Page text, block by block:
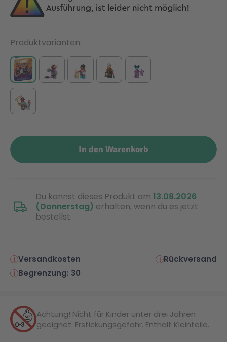
In den Warenkorb
Du kannst dieses Produkt am 13.08.2026
(Donnerstag) erhalten, wenn du es jetzt
bestellst
Produktvarianten
Versandkosten
Rückversand
Begrenzung: 30
Achtung! Nicht für Kinder unter drei Jahren
geeignet. Erstickungsgefahr. Enthält Kleinteile.